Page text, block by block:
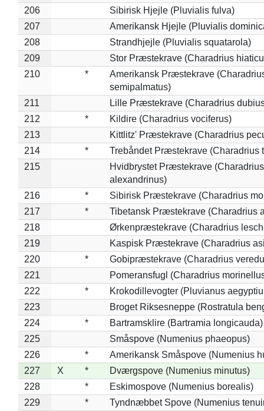
206
Sibirisk Hjejle (Pluvialis fulva)
207
Amerikansk Hjejle (Pluvialis
208
Strandhjejle (Pluvialis squatarola)
209
Stor Præstekrave (Charadrius
210
*
Amerikansk Præstekrave
semipalmatus)
211
Lille Præstekrave (Charadrius
212
*
Kildire (Charadrius vociferus)
213
Kittlitz' Præstekrave (Charadrius
214
*
Trebåndet Præstekrave (Charadrius
215
Hvidbrystet Præstekrave (Charadrius
alexandrinus)
216
*
Sibirisk Præstekrave (Charadrius
217
*
Tibetansk Præstekrave (Charadrius
218
Ørkenpræstekrave (Charadrius
219
Kaspisk Præstekrave (Charadrius
220
*
Gobipræstekrave (Charadrius
221
Pomeransfugl (Charadrius
222
*
Krokodillevogter (Pluvianus
223
Broget Riksesneppe (Rostratula
224
*
Bartramsklire (Bartramia longicauda)
225
Småspove (Numenius phaeopus)
226
*
Amerikansk Småspove (Numenius
227
X *
Dværgspove (Numenius minutus)
228
*
Eskimospove (Numenius borealis)
229
* Tyndnæbbet Spove (Numenius